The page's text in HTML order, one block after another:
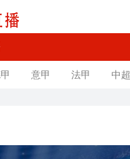
意甲 法甲 中超